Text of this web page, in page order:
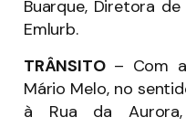
Buarque, Diretora
Emlurb.
TRÂNSITO– Com a
Mário Melo, no
à Rua da